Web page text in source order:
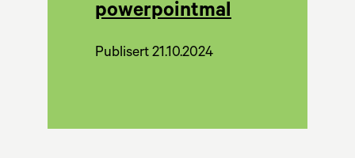
powerpointmal
Publisert 21.10.2024